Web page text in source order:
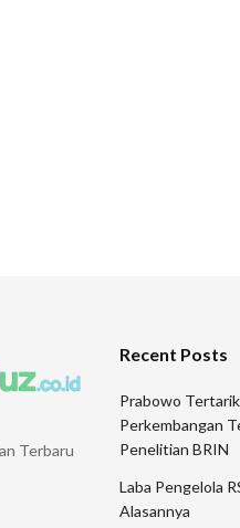
Terbaru
Recent Posts
Prabowo
Perkembangan
Penelitian BRIN
Laba Pengelola
Alasannya